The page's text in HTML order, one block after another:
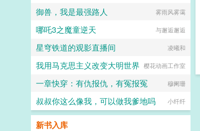
御兽，我是最强路人 雾雨风雾霭
哪吒3之魔童逆天 与邂逅邂逅
星穹铁道的观影直播间 凌曦和
我用马克思主义改变大明世界 樱花动画工作室
一章快穿：有仇报仇，有冤报冤 穆阑珊
叔叔你这么像我，可以做我爹地吗 小纤纤
新书入库